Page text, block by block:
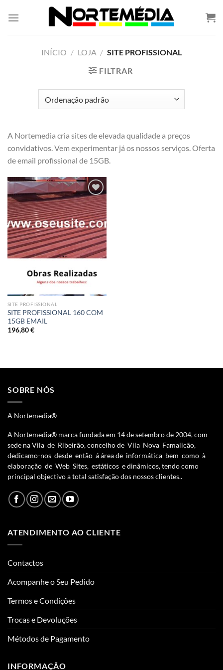
INÍCIO / LOJA / SITE PROFISSIONAL
FILTRAR
A Nortemedia cria sites de elevada qualidade a preços
convidativos. Vem experimentar já os nossos serviços. Oferta
de email profissional de 15GB.
Adicionar
á lista de
desejos
SITE PROFISSIONAL
SITE PROFISSIONAL 160 COM
15GB EMAIL
196,80€
SOBRE NÓS
A Nortemedia®
A Nortemedia® marca fundada em 14 de setembro de 2004, com
sede na Vila de Ribeirão, concelho de Vila Nova Famalicão,
dedicamo-nos desde então á área de informática bem como à
elaboração de Web Sites, estáticos e dinâmicos, tendo como
principal objectivo a total satisfação dos nossos clientes..
ATENDIMENTO AO CLIENTE
Contactos
Acompanhe o Seu Pedido
Termos e Condições
Trocas e Devoluções
Métodos de Pagamento
INFORMAÇÃO